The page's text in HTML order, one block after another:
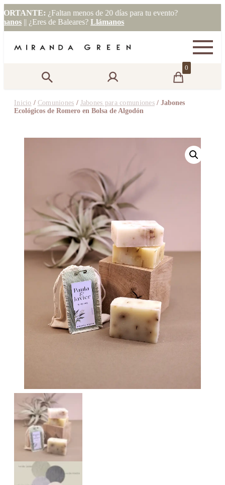
¿Faltan menos de 20 días para tu evento?
|| ¿Eres de Baleares?Llámanos
0
Inicio / Comuniones / Jabones para comuniones/ Jabones
Ecológicos de Romero en Bolsa de Algodón